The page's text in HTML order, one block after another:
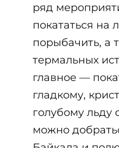
ряд
покататься на
порыбачить, а
термальных
главное —
гладкому,
голубому льду
можно